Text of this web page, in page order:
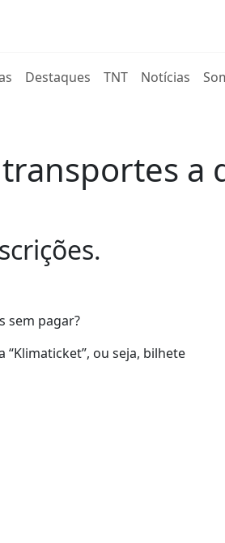
Destaques TNT Notícias
a
sem pagar?
ou seja, bilhete